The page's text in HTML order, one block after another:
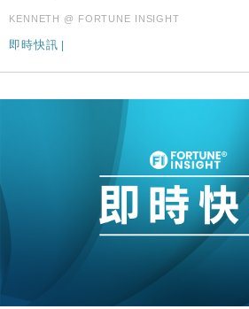
KENNETH @ FORTUNE INSIGHT
即時快訊 |